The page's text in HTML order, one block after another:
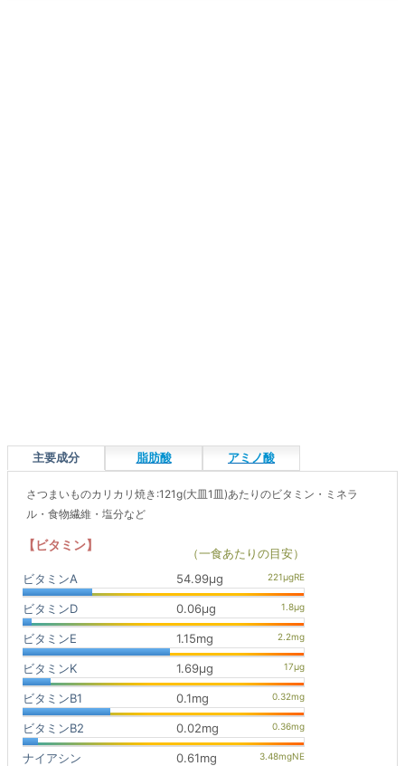
主要成分 脂肪酸 アミノ酸
さつまいものカリカリ焼き:121g(大皿1皿)あたりのビタミン・ミネラ
ル・食物繊維・塩分など
【ビタミン】
（一食あたりの目安）
ビタミンA
54.99μg
ビタミンD 0.06μg
ビタミンE 1.15mg
ビタミンK 1.69μg
ビタミンB1 0.1mg
ビタミンB2 0.02mg
ナイアシン 0.61mg